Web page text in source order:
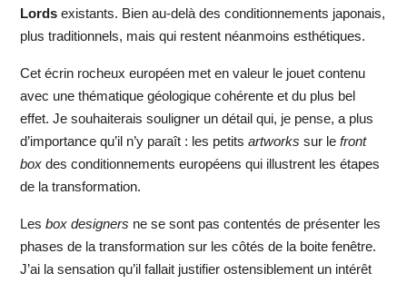
Lordsexistants. Bien au-delà des conditionnements japonais,
plus traditionnels, mais qui restent néanmoins esthétiques.
Cet écrin rocheux européen met en valeur le jouet contenu
avec une thématique géologique cohérente et du plus bel
effet. Je souhaiterais souligner un détail qui, je pense, a plus
d’importance qu’il n’y paraît : les petits artworks sur le front
boxdes conditionnements européens qui illustrent les étapes
de la transformation.
Les box designers ne se sont pas contentés de présenter les
phases de la transformation sur les côtés de la boite fenêtre.
J’ai la sensation qu’il fallait justifier ostensiblement un intérêt